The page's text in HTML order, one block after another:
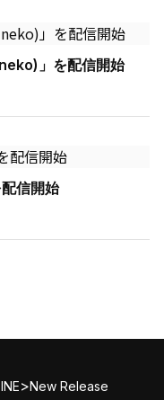
」を配信開始
信開始
>New Release